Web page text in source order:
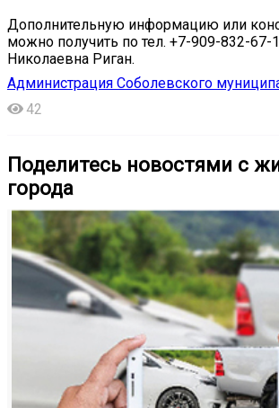
Дополнительную информацию или
можно получить по тел. +7-909-832-67-
Николаевна Риган.
Администрация Соболевского
42
Поделитесь новостями с
города